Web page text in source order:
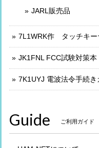
JARL販売品
7L1WRK作 タッチキー
JK1FNL FCC試験対策本
7K1UYJ 電波法令手続き
Guide ご利用ガイド